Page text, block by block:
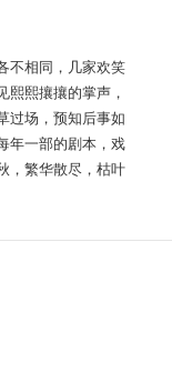
不相同，几家欢笑
熙熙攘攘的掌声，
过场，预知后事如
年一部的剧本，戏
，繁华散尽，枯叶